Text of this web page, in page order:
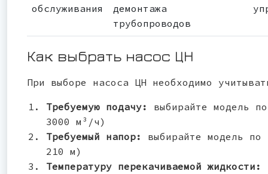
обслуживания
демонтажа
трубопроводов
Как выбрать насос ЦН
При выборе насоса ЦН необходимо
Требуемую подачу: выбирайте модель
3000 м³/ч)
Требуемый напор: выбирайте модель
210 м)
Температуру перекачиваемой жидкости: